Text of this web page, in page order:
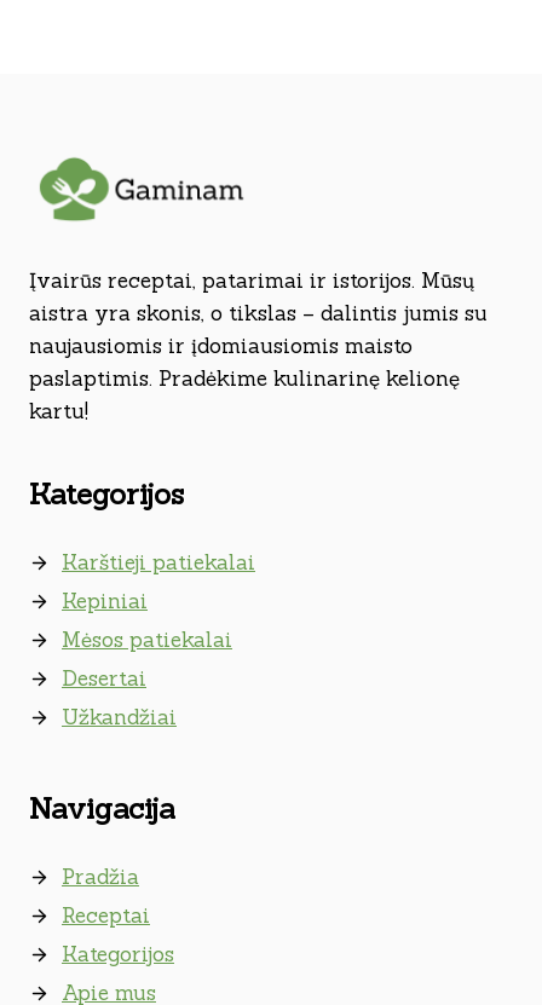
Įvairūs receptai, patarimai ir istorijos. Mūsų
aistra yra skonis, o tikslas – dalintis jumis su
naujausiomis ir įdomiausiomis maisto
paslaptimis. Pradėkime kulinarinę kelionę
kartu!
Kategorijos
Karštieji patiekalai
Kepiniai
Mėsos patiekalai
Desertai
Užkandžiai
Navigacija
Pradžia
Receptai
Kategorijos
Apie mus